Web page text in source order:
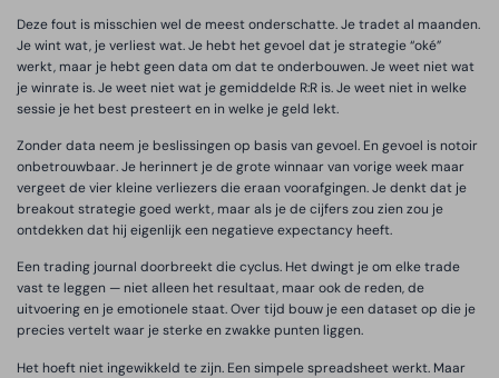
Deze fout is misschien wel de meest onderschatte. Je tradet al maanden.
Je wint wat, je verliest wat. Je hebt het gevoel dat je strategie “oké”
werkt, maar je hebt geen data om dat te onderbouwen. Je weet niet wat
je winrate is. Je weet niet wat je gemiddelde R:R is. Je weet niet in welke
sessie je het best presteert en in welke je geld lekt.
Zonder data neem je beslissingen op basis van gevoel. En gevoel is notoir
onbetrouwbaar. Je herinnert je de grote winnaar van vorige week maar
vergeet de vier kleine verliezers die eraan voorafgingen. Je denkt dat je
breakout strategie goed werkt, maar als je de cijfers zou zien zou je
ontdekken dat hij eigenlijk een negatieve expectancy heeft.
Een trading journal doorbreekt die cyclus. Het dwingt je om elke trade
vast te leggen — niet alleen het resultaat, maar ook de reden, de
uitvoering en je emotionele staat. Over tijd bouw je een dataset op die je
precies vertelt waar je sterke en zwakke punten liggen.
Het hoeft niet ingewikkeld te zijn. Een simpele spreadsheet werkt. Maar